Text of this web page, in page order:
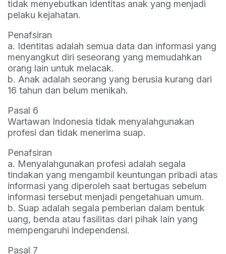
tidak menyebutkan identitas anak yang menjadi
pelaku kejahatan.
Penafsiran
a. Identitas adalah semua data dan informasi yang
menyangkut diri seseorang yang memudahkan
orang lain untuk melacak.
b. Anak adalah seorang yang berusia kurang dari
16 tahun dan belum menikah.
Pasal 6
Wartawan Indonesia tidak menyalahgunakan
profesi dan tidak menerima suap.
Penafsiran
a. Menyalahgunakan profesi adalah segala
tindakan yang mengambil keuntungan pribadi atas
informasi yang diperoleh saat bertugas sebelum
informasi tersebut menjadi pengetahuan umum.
b. Suap adalah segala pemberian dalam bentuk
uang, benda atau fasilitas dari pihak lain yang
mempengaruhi independensi.
Pasal 7